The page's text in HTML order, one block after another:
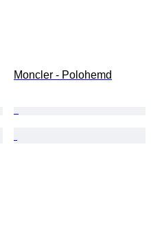
Moncler - Polohemd